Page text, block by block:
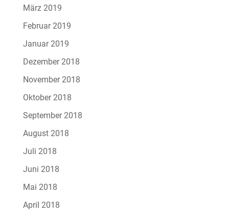
März 2019
Februar 2019
Januar 2019
Dezember 2018
November 2018
Oktober 2018
September 2018
August 2018
Juli 2018
Juni 2018
Mai 2018
April 2018